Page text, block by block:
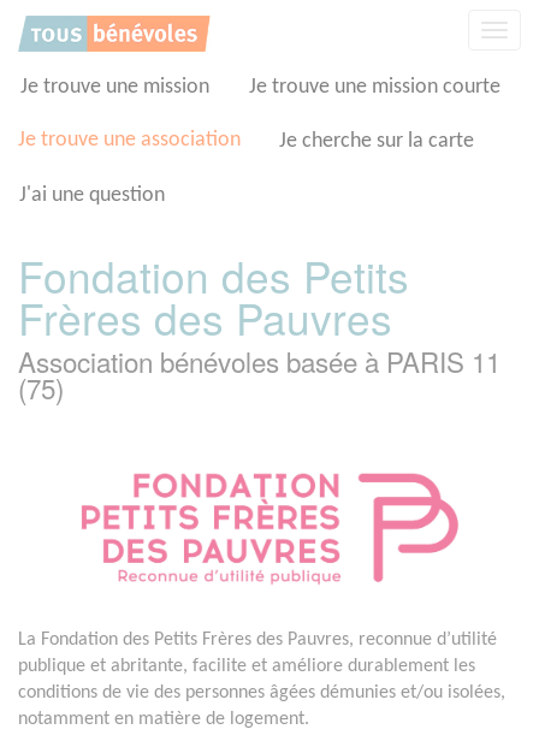
Je trouve une mission Je trouve une mission courte
Je trouve une association Je cherche sur la carte
J'ai une question
Fondation des Petits
Frères des Pauvres
Association bénévoles basée à PARIS 11
(75)
La Fondation des Petits Frères des Pauvres, reconnue d’utilité
publique et abritante, facilite et améliore durablement les
conditions de vie des personnes âgées démunies et/ou isolées,
notamment en matière de logement.
Panneau de gestion des cookies